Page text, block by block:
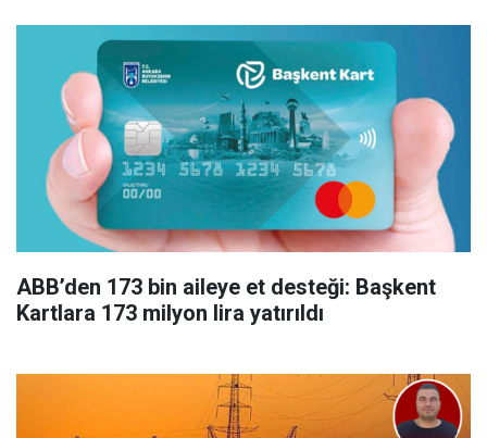
ABB’den 173 bin aileye et desteği: Başkent
Kartlara 173 milyon lira yatırıldı